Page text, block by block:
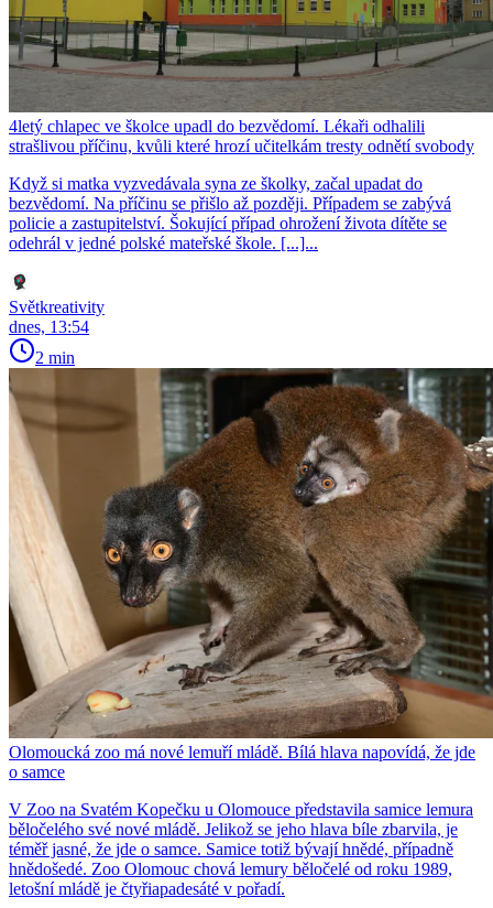
4letý chlapec ve školce upadl do bezvědomí. Lékaři odhalili
strašlivou příčinu, kvůli které hrozí učitelkám tresty odnětí svobody
Když si matka vyzvedávala syna ze školky, začal upadat do
bezvědomí. Na příčinu se přišlo až později. Případem se zabývá
policie a zastupitelství. Šokující případ ohrožení života dítěte se
odehrál v jedné polské mateřské škole. [...]...
Světkreativity
dnes, 13:54
2 min
Olomoucká zoo má nové lemuří mládě. Bílá hlava napovídá, že jde
o samce
V Zoo na Svatém Kopečku u Olomouce představila samice lemura
běločelého své nové mládě. Jelikož se jeho hlava bíle zbarvila, je
téměř jasné, že jde o samce. Samice totiž bývají hnědé, případně
hnědošedé. Zoo Olomouc chová lemury běločelé od roku 1989,
letošní mládě je čtyřiapadesáté v pořadí.